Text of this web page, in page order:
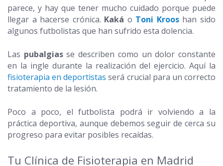
parece, y hay que tener mucho cuidado porque puede
llegar a hacerse crónica. Kaká o Toni Krooshan sido
algunos futbolistas que han sufrido esta dolencia.
Las pubalgiasse describen como un dolor constante
en la ingle durante la realización del ejercicio. Aquí la
fisioterapia en deportistas será crucial para un correcto
tratamiento de la lesión.
Poco a poco, el futbolista podrá ir volviendo a la
práctica deportiva, aunque debemos seguir de cerca su
progreso para evitar posibles recaídas.
Tu Clínica de Fisioterapia en Madrid